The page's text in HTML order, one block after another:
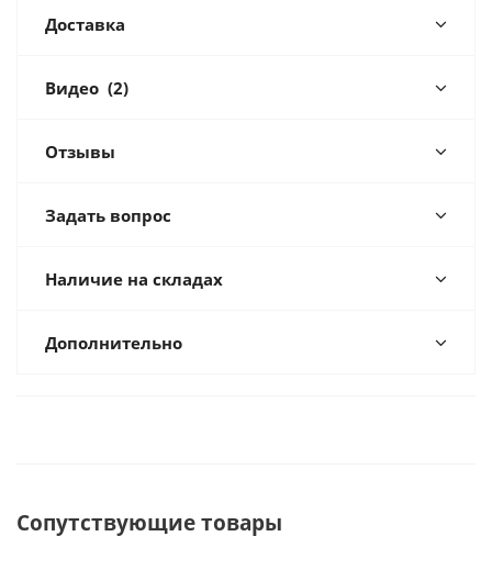
Доставка
Видео (2)
Отзывы
Задать вопрос
Наличие на складах
Дополнительно
Сопутствующие товары